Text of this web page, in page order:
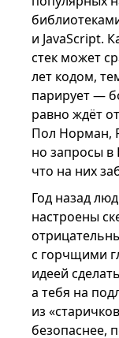
и JavaScript.
стек может
лет кодом,
парирует —
равно ждёт
Пол Норман,
но запросы в
что на них
Год назад
настроены
с горчщими
идеей
а тебя на
из
безопаснее,